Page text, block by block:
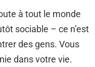
à tout le monde
sociable – ce n’est
des gens. Vous
dans votre vie.